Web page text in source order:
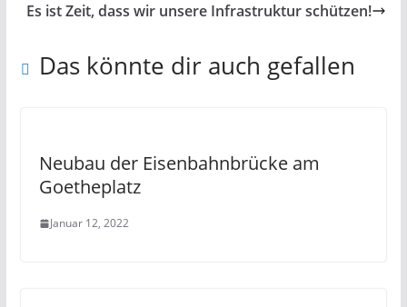
Es ist Zeit, dass wir unsere Infrastruktur schützen!
Das könnte dir auch gefallen
Neubau der Eisenbahnbrücke am
Goetheplatz
Januar 12, 2022